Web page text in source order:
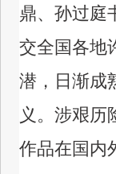
鼎、孙过庭
交全国各地
潜，日渐成
义。涉艰历
作品在国内